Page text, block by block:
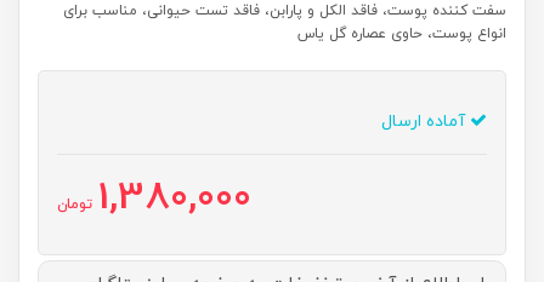
سفت کننده پوست، فاقد الکل و پارابن، فاقد تست حیوانی، مناسب برای
انواع پوست، حاوی عصاره گل یاس
آماده ارسال
1,380,000 تومان